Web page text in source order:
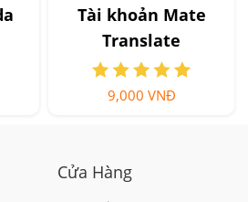
Tài khoản Mate
Translate
9,000 VNĐ
Cửa Hàng